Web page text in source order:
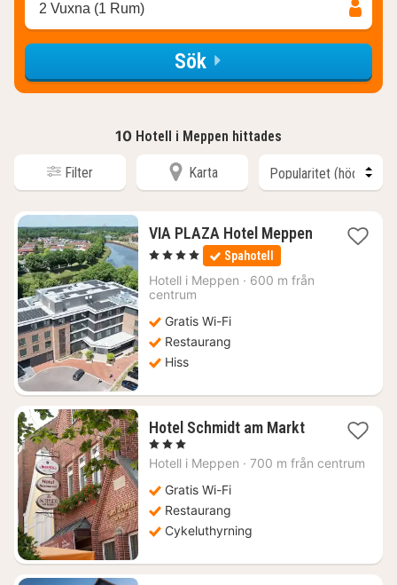
2 Vuxna (1 Rum)
Sök
10 Hotell i Meppen hittades
Filter Karta
VIA PLAZA Hotel Meppen
1
natt
från
1735
, 4 Stjärnor Spahotell
Hotell i Meppen · 600 m från
centrum
Gratis Wi-Fi
Restaurang
Hiss
Hotel Schmidt am Markt1
från
, 3 Stjärnor
Hotell i Meppen · 700 m från centrum
Gratis Wi-Fi
Restaurang
Cykeluthyrning